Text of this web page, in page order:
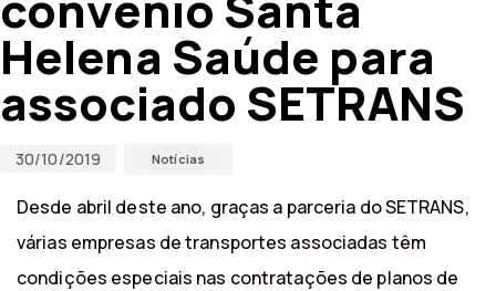
Helena Saúde para
associado SETRANS
30/10/2019 Notícias
Desde abril deste ano, graças a parceria do SETRANS,
várias empresas de transportes associadas têm
condições especiais nas contratações de planos de